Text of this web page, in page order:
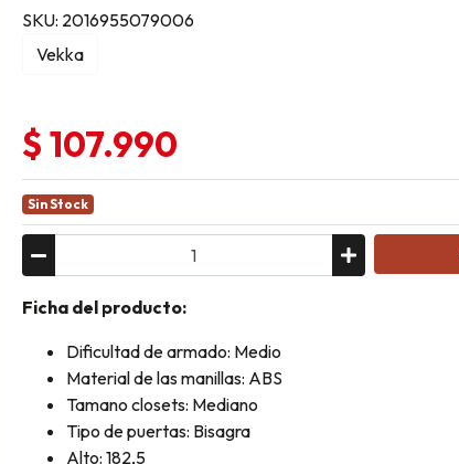
SKU: 2016955079006
Vekka
$ 107.990
Sin Stock
Ficha del producto:
Dificultad de armado: Medio
Material de las manillas: ABS
Tamano closets: Mediano
Tipo de puertas: Bisagra
Alto: 182,5